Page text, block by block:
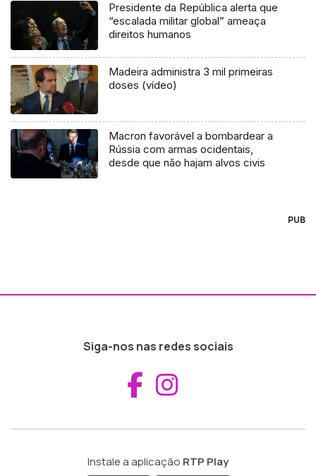
Presidente da República alerta que
“escalada militar global” ameaça
direitos humanos
Madeira administra 3 mil primeiras
doses (vídeo)
Macron favorável a bombardear a
Rússia com armas ocidentais,
desde que não hajam alvos civis
PUB
Siga-nos nas redes sociais
Aceder ao
Instale a aplicação RTP Play